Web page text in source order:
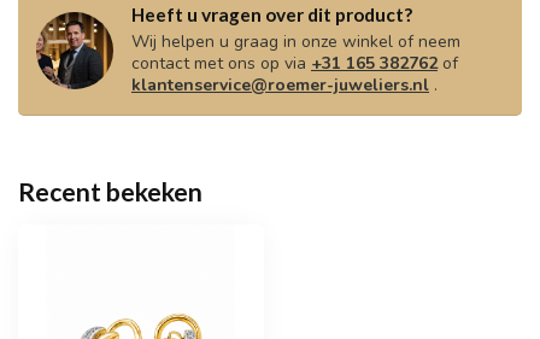
Heeft u vragen over dit product?
Wij helpen u graag in onze winkel of neem
contact met ons op via +31 165 382762of
klantenservice@roemer-juweliers.nl .
Recent bekeken